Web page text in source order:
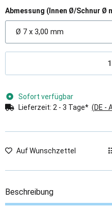
Abmessung (Innen Ø/Schnur Ø
Ø 7 x 3,00 mm
Sofort verfügbar
Lieferzeit: 2 - 3 Tage* (DE -
Auf Wunschzettel
Beschreibung